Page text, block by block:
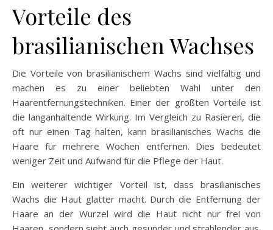
Vorteile des
brasilianischen Wachses
Die Vorteile von brasilianischem Wachs sind vielfältig und
machen es zu einer beliebten Wahl unter den
Haarentfernungstechniken. Einer der größten Vorteile ist
die langanhaltende Wirkung. Im Vergleich zu Rasieren, die
oft nur einen Tag halten, kann brasilianisches Wachs die
Haare für mehrere Wochen entfernen. Dies bedeutet
weniger Zeit und Aufwand für die Pflege der Haut.
Ein weiterer wichtiger Vorteil ist, dass brasilianisches
Wachs die Haut glatter macht. Durch die Entfernung der
Haare an der Wurzel wird die Haut nicht nur frei von